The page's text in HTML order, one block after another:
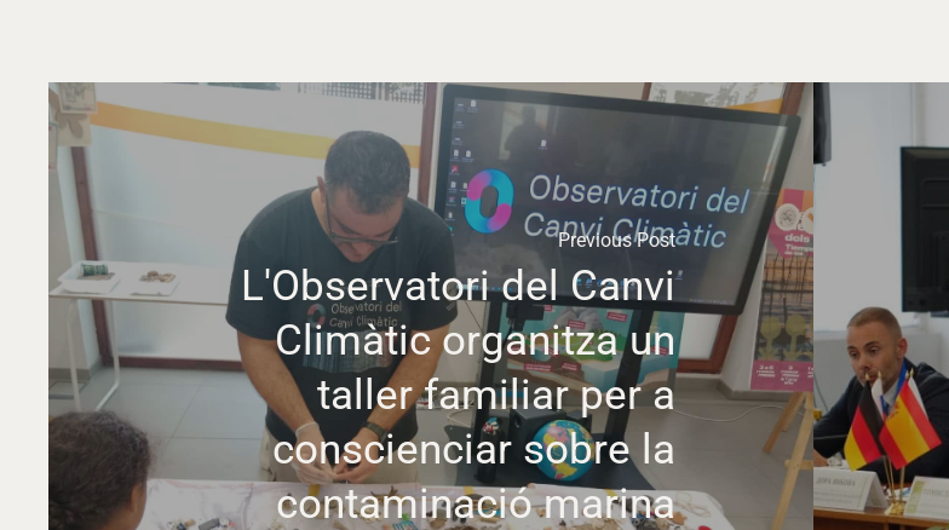
Previous Post
L'Observatori del Canvi
Climàtic organitza un
taller familiar per a
conscienciar sobre la
contaminació marina